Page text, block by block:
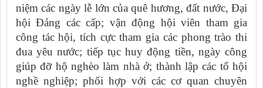
niệm các ngày lễ lớn của quê hương, đất nước, Đại
hội Đảng các cấp; vận động hội viên tham gia
công tác hội, tích cực tham gia các phong trào thi
đua yêu nước; tiếp tục huy động tiền, ngày công
giúp đỡ hộ nghèo làm nhà ở; thành lập các tổ hội
nghề nghiệp; phối hợp với các cơ quan chuyên